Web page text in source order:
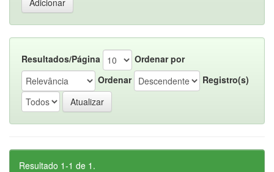
Resultados/Página
Ordenar por
Ordenar
Registro(s)
Resultado 1-1 de 1.